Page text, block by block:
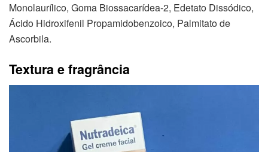
Monolaurílico, Goma Biossacarídea-2, Edetato Dissódico,
Ácido Hidroxifenil Propamidobenzoico, Palmitato de
Ascorbila.
Textura e fragrância